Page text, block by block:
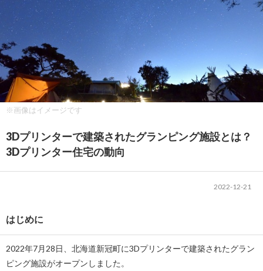
※画像はイメージです
3Dプリンターで建築されたグランピング施設とは？
3Dプリンター住宅の動向
2022-12-21
はじめに
2022年7月28日、北海道新冠町に3Dプリンターで建築されたグラン
ピング施設がオープンしました。